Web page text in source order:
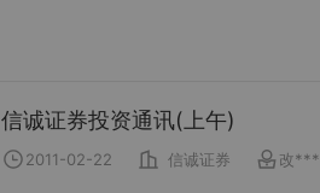
信诚证券投资通讯(上午)
2011-02-22 信诚证券 改***